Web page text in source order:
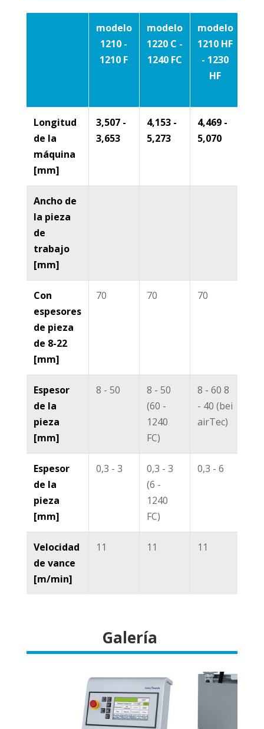
modelo
1210 -
1210 F
modelo
1220 C -
1240 FC
modelo
1210 HF
- 1230
HF
Longitud
de la
máquina
[mm]
3,507 -
3,653
4,153 -
5,273
4,469 -
5,070
Ancho de
la pieza
de
trabajo
[mm]
Con
espesores
de pieza
de 8-22
[mm]
70 70 70
Espesor
de la
pieza
[mm]
8 - 50
8 - 50
(60 -
1240
FC)
8 - 60 8
- 40 (bei
airTec)
Espesor
de la
pieza
[mm]
0,3 - 3
0,3 - 3
(6 -
1240
FC)
0,3 - 6
Velocidad
de vance
[m/min]
11 11 11
Galería